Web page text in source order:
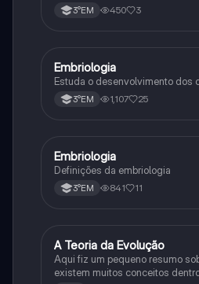
3°EM 450 3
Biologia
Embriologia
Estuda o desenvolvimento dos
3°EM 1,107 25
Biologia
Embriologia
Definições da embriologia
3°EM 841 11
Biologia
A Teoria da Evolução
Aqui fiz um pequeno resumo
existem muitos conceitos